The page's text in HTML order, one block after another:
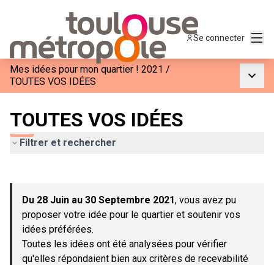
Se connecter
Mes idées pour mon quartier ! 2021 /
TOUTES VOS IDÉES
TOUTES VOS IDÉES
Filtrer et rechercher
−
Du 28 Juin au 30 Septembre 2021, vous avez pu
proposer votre idée pour le quartier et soutenir vos
idées préférées.
Toutes les idées ont été analysées pour vérifier
qu'elles répondaient bien aux critères de recevabilité